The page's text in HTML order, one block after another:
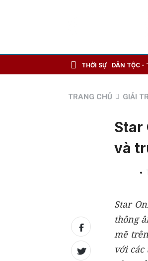
THỜI SỰ DÂN TỘC -
TRANG CHỦ GIẢI
Star
và
Star
thông
mẽ
với